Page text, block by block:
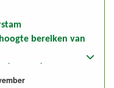
bereiken van
gronden.
gesnoeid